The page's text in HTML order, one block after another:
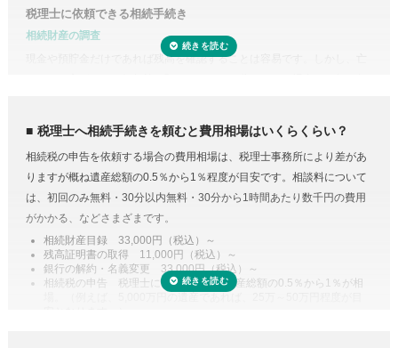
税理士に依頼できる相続手続き
相続財産の調査
現金や預貯金だけであれば残高を確認することは容易です。しかし、亡
また、株式や貴金属、不動産などは評価をする必要があります。また、
とで合わせて収集・管理が可能になり、取り直しや多く取りすぎなどの
手間・無駄が省けます。
例えば、配偶者が取得した正味の遺産額は、1億6,000万円と配偶者の法
定相続分相当額を比較してどちらか大きい金額までは相続税がかからな
税理士へ相続手続きを頼むと費用相場はいくらくらい？
相続税の申告を依頼する場合の費用相場は、税理士事務所により差があ
りますが概ね遺産総額の0.5％から1％程度が目安です。相談料について
は、初回のみ無料・30分以内無料・30分から1時間あたり数千円の費用
がかかる、などさまざまです。
相続財産目録 33,000円（税込）～
残高証明書の取得 11,000円（税込）～
銀行の解約・名義変更 33,000円（税込）～
相続税の申告 税理士により差があり遺産総額の0.5％から1％が相